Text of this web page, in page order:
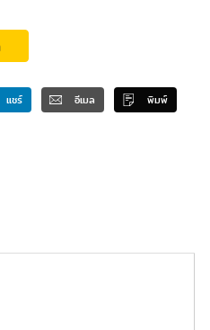
แชร์ อีเมล พิมพ์